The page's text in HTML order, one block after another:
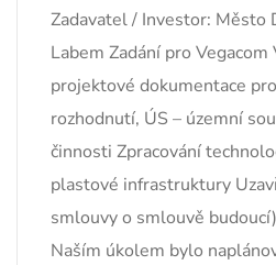
Zadavatel / Investor: Město
Labem Zadání pro Vegacom
projektové dokumentace
rozhodnutí, ÚS – územní
činnosti Zpracování
plastové infrastruktury
smlouvy o smlouvě
Naším úkolem bylo